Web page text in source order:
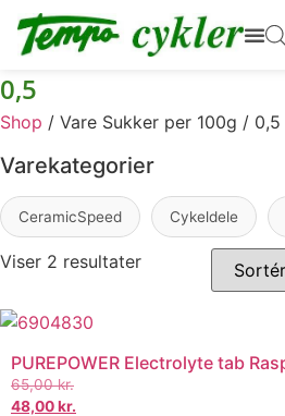
0,5
Shop / Vare Sukker per 100g / 0,5
Varekategorier
CeramicSpeed Cykeldele
Viser 2 resultater
PUREPOWER Electrolyte tab
65,00kr.
48,00kr.